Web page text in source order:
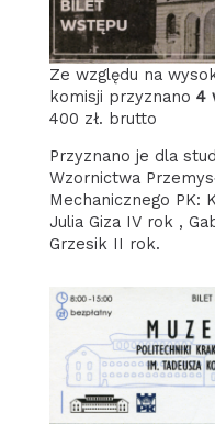
Ze względu na
komisji przyznano 4
400 zł. brutto
Przyznano je dla
Wzornictwa
Mechanicznego PK:
Julia Giza IV rok ,
Grzesik II rok.